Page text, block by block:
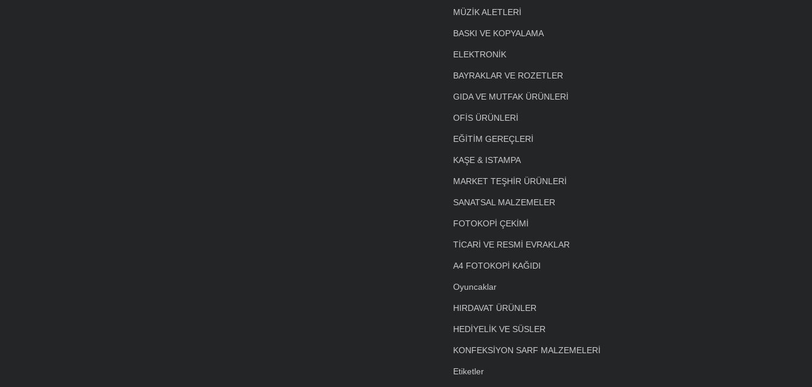
MÜZİK ALETLERİ
BASKI VE KOPYALAMA
ELEKTRONİK
BAYRAKLAR VE ROZETLER
GIDA VE MUTFAK ÜRÜNLERİ
OFİS ÜRÜNLERİ
EĞİTİM GEREÇLERİ
KAŞE & ISTAMPA
MARKET TEŞHİR ÜRÜNLERİ
SANATSAL MALZEMELER
FOTOKOPİ ÇEKİMİ
TİCARİ VE RESMİ EVRAKLAR
A4 FOTOKOPİ KAĞIDI
Oyuncaklar
HIRDAVAT ÜRÜNLER
HEDİYELİK VE SÜSLER
KONFEKSİYON SARF MALZEMELERİ
Etiketler